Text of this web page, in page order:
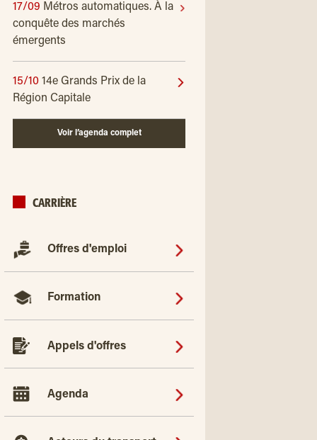
17/09 Métros automatiques. À la
conquête des marchés
émergents
15/10 14e Grands Prix de la
Région Capitale
Voir l’agenda complet
CARRIÈRE
Offres d'emploi
Formation
Appels d'offres
Agenda